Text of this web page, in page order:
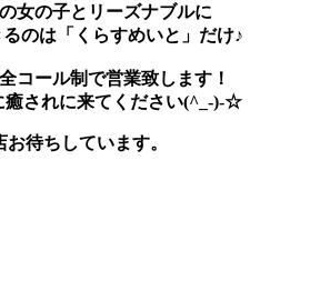
女の子とリーズナブルに
のは「くらすめいと」だけ♪
コール制で営業致します！
癒されに来てください(^_-)-☆
お待ちしています。